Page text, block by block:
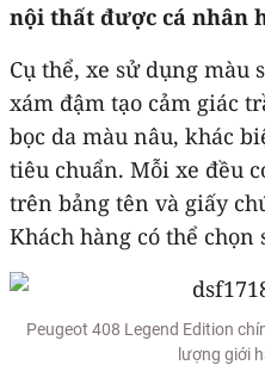
nội thất được cá nhân
Cụ thể, xe sử dụng màu
xám đậm tạo cảm giác
bọc da màu nâu, khác
tiêu chuẩn. Mỗi xe đều
trên bảng tên và giấy
Khách hàng có thể chọn
Peugeot 408 Legend Edition
lượng giới